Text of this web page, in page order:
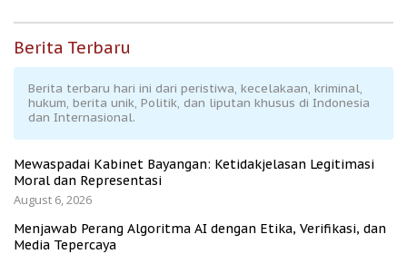
Berita Terbaru
Berita terbaru hari ini dari peristiwa, kecelakaan, kriminal,
hukum, berita unik, Politik, dan liputan khusus di Indonesia
dan Internasional.
Mewaspadai Kabinet Bayangan: Ketidakjelasan Legitimasi
Moral dan Representasi
August 6, 2026
Menjawab Perang Algoritma AI dengan Etika, Verifikasi, dan
Media Tepercaya